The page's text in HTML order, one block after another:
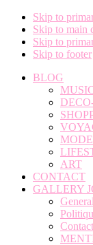
Skip to
Skip to main
Skip to
Skip to footer
BLOG
ART
CONTACT
GALLERY